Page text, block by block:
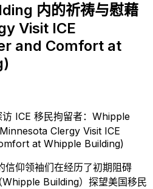
内的祈祷与慰藉
Visit ICE
and Comfort at
ICE 移民拘留者：Whipple
Clergy Visit ICE
at Whipple Building)
信仰领袖们在经历了初期阻碍
Building）探望美国移民